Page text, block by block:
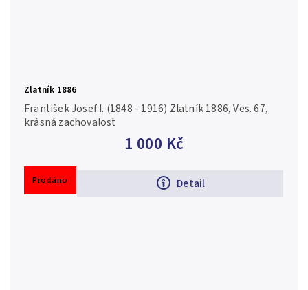
Zlatník 1886
1 000 Kč
Detail
František Josef I. (1848 - 1916) Zlatník 1886, Ves. 67,
krásná zachovalost
Prodáno